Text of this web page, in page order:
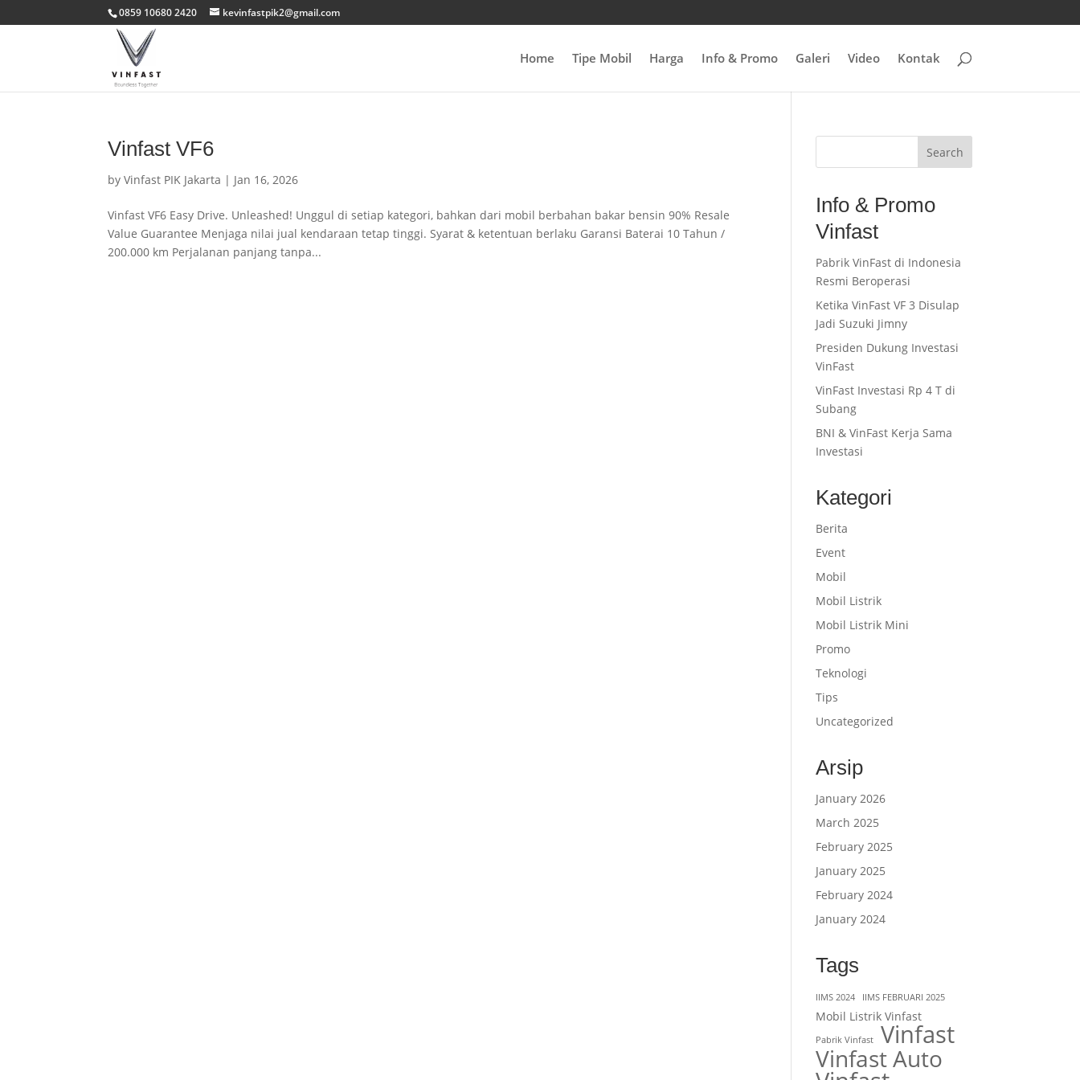
0859 10680 2420 kevinfastpik2@gmail.com
Home Tipe Mobil Harga Info & Promo Galeri Video Kontak
Vinfast VF6
byVinfast PIK Jakarta | Jan 16, 2026
Vinfast VF6 Easy Drive. Unleashed! Unggul di setiap kategori, bahkan dari mobil berbahan bakar bensin 90% Resale
Value Guarantee Menjaga nilai jual kendaraan tetap tinggi. Syarat & ketentuan berlaku Garansi Baterai 10 Tahun /
200.000 km Perjalanan panjang tanpa...
Search
Info & Promo
Vinfast
Pabrik VinFast di Indonesia
Resmi Beroperasi
Ketika VinFast VF 3 Disulap
Jadi Suzuki Jimny
Presiden Dukung Investasi
VinFast
VinFast Investasi Rp 4 T di
Subang
BNI & VinFast Kerja Sama
Investasi
Kategori
Berita
Event
Mobil
Mobil Listrik
Mobil Listrik Mini
Promo
Teknologi
Tips
Uncategorized
Arsip
January 2026
March 2025
February 2025
January 2025
February 2024
January 2024
Tags
IIMS 2024 IIMS FEBRUARI 2025
Mobil Listrik Vinfast
Pabrik Vinfast Vinfast
Vinfast Auto